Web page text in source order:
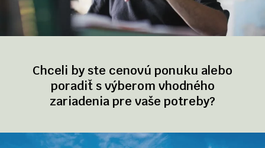
Chceli by ste cenovú ponuku alebo
poradiť s výberom vhodného
zariadenia pre vaše potreby?